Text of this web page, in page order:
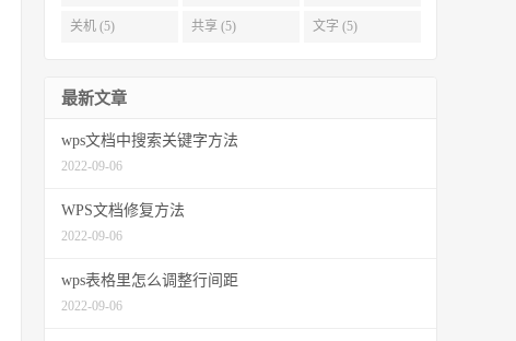
关机 (5) 共享 (5) 文字 (5)
最新文章
wps文档中搜索关键字方法
2022-09-06
WPS文档修复方法
2022-09-06
wps表格里怎么调整行间距
2022-09-06